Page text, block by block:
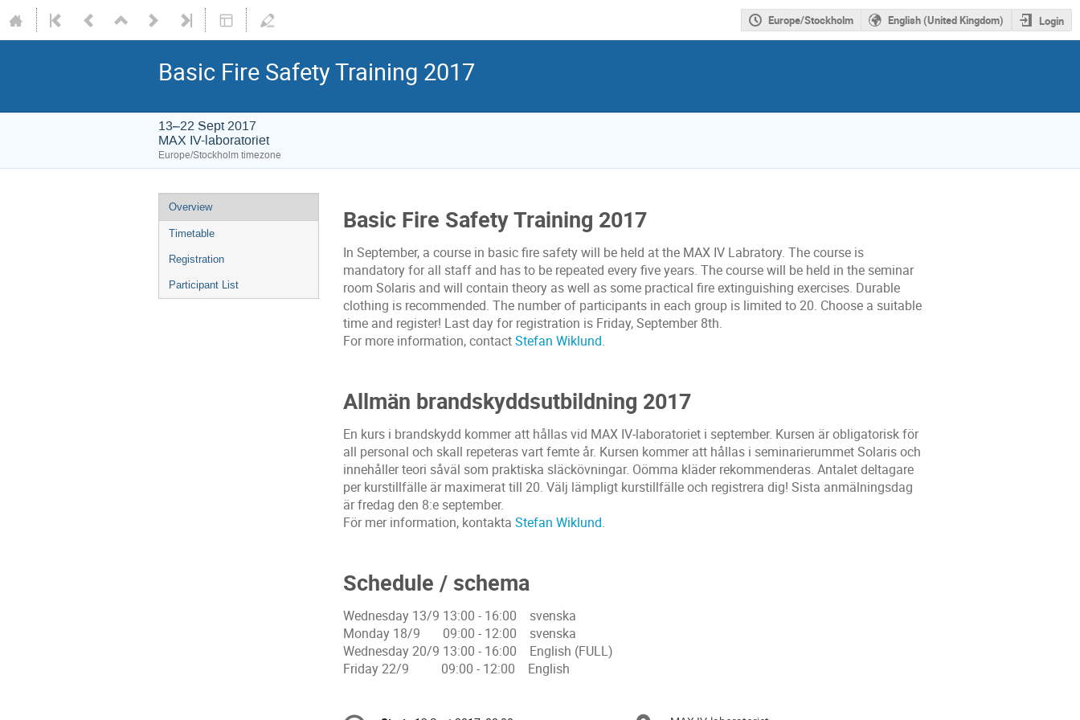
Europe/Stockholm English (United Kingdom) Login
Basic Fire Safety Training 2017
13–22 Sept 2017
MAX IV-laboratoriet
Europe/Stockholm timezone
Overview
Timetable
Registration
Participant List
Basic Fire Safety Training 2017
In September, a course in basic fire safety will be held at the MAX IV Labratory. The course is
mandatory for all staff and has to be repeated every five years. The course will be held in the seminar
room Solaris and will contain theory as well as some practical fire extinguishing exercises. Durable
clothing is recommended. The number of participants in each group is limited to 20. Choose a suitable
time and register! Last day for registration is Friday, September 8th.
For more information, contactStefan Wiklund.
Allmän brandskyddsutbildning 2017
En kurs i brandskydd kommer att hållas vid MAX IV-laboratoriet i september. Kursen är obligatorisk för
all personal och skall repeteras vart femte år. Kursen kommer att hållas i seminarierummet Solaris och
innehåller teori såväl som praktiska släckövningar. Oömma kläder rekommenderas. Antalet deltagare
per kurstillfälle är maximerat till 20. Välj lämpligt kurstillfälle och registrera dig! Sista anmälningsdag
är fredag den 8:e september.
För mer information, kontakta Stefan Wiklund.
Schedule / schema
Wednesday 13/9 13:00 - 16:00 svenska
Monday 18/9 09:00 - 12:00 svenska
Wednesday 20/9 13:00 - 16:00 English (FULL)
Friday 22/9 09:00 - 12:00 English
Conference